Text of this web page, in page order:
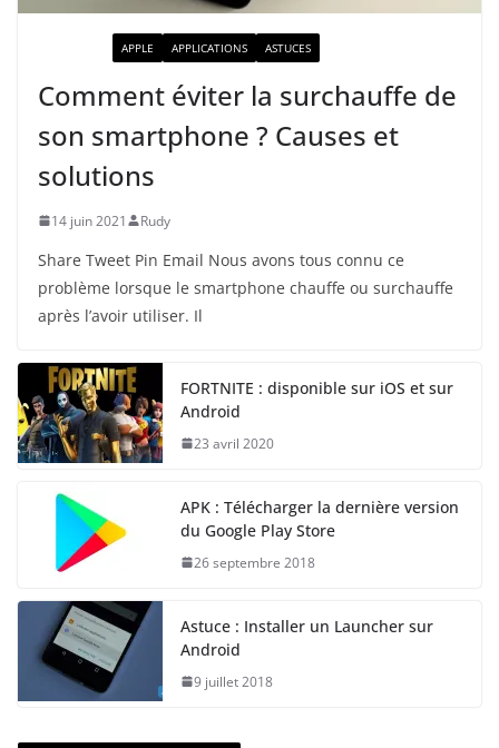
APPLE APPLICATIONS ASTUCES
Comment éviter la surchauffe de
son smartphone ? Causes et
solutions
14 juin 2021 Rudy
Share Tweet Pin Email Nous avons tous connu ce
problème lorsque le smartphone chauffe ou surchauffe
après l’avoir utiliser. Il
FORTNITE : disponible sur iOS et sur
Android
23 avril 2020
APK : Télécharger la dernière version
du Google Play Store
26 septembre 2018
Astuce : Installer un Launcher sur
Android
9 juillet 2018